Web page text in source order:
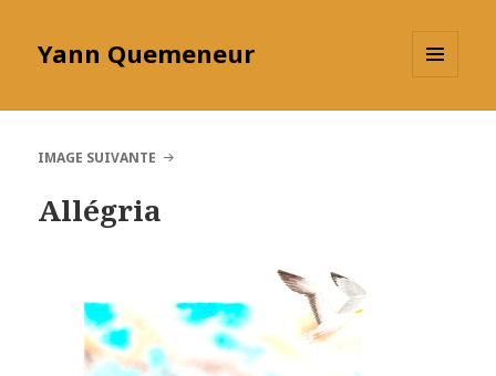
Yann Quemeneur
IMAGE SUIVANTE
Allégria